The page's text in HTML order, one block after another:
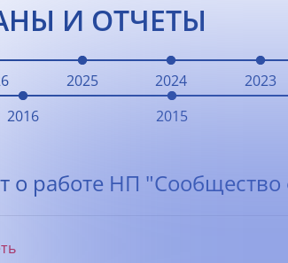
И ОТЧЕТЫ
2025 2024 2023
2016
2015
о работе НП "Сообщество